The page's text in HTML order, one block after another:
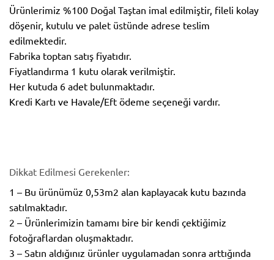
Ürünlerimiz %100 Doğal Taştan imal edilmiştir, fileli kolay
döşenir, kutulu ve palet üstünde adrese teslim
edilmektedir.
Fabrika toptan satış fiyatıdır.
Fiyatlandırma 1 kutu olarak verilmiştir.
Her kutuda 6 adet bulunmaktadır.
Kredi Kartı ve Havale/Eft ödeme seçeneği vardır.
Dikkat Edilmesi Gerekenler:
1 – Bu ürünümüz 0,53m2 alan kaplayacak kutu bazında
satılmaktadır.
2 – Ürünlerimizin tamamı bire bir kendi çektiğimiz
fotoğraflardan oluşmaktadır.
3 – Satın aldığınız ürünler uygulamadan sonra arttığında